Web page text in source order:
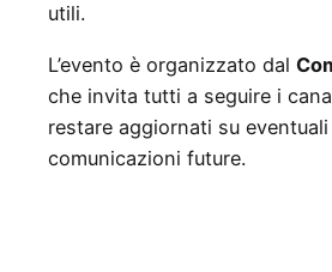
utili.
L’evento è organizzato dal
che invita tutti a seguire i
restare aggiornati su
comunicazioni future.